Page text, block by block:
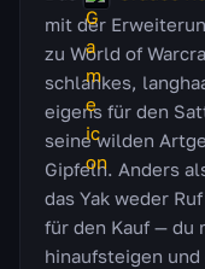
mit der
zu World of
schlankes,
eigens für den
seine wilden
Gipfeln. Anders
das Yak weder
für den Kauf — du
hinaufsteigen